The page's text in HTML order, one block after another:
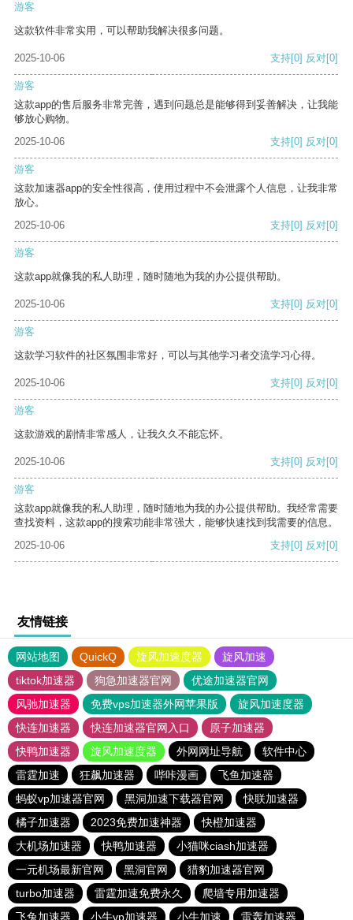
游客
这款软件非常实用，可以帮助我解决很多问题。
2025-10-06 支持[0] 反对[0]
游客
这款app的售后服务非常完善，遇到问题总是能够得到妥善解决，让我能
够放心购物。
2025-10-06
支持[0] 反对[0]
游客
这款加速器app的安全性很高，使用过程中不会泄露个人信息，让我非常
放心。
2025-10-06
支持[0] 反对[0]
游客
这款app就像我的私人助理，随时随地为我的办公提供帮助。
2025-10-06 支持[0] 反对[0]
游客
这款学习软件的社区氛围非常好，可以与其他学习者交流学习心得。
2025-10-06 支持[0] 反对[0]
游客
这款游戏的剧情非常感人，让我久久不能忘怀。
2025-10-06 支持[0] 反对[0]
游客
这款app就像我的私人助理，随时随地为我的办公提供帮助。我经常需要
查找资料，这款app的搜索功能非常强大，能够快速找到我需要的信息。
2025-10-06
支持[0] 反对[0]
友情链接
网站地图 QuickQ 旋风加速度器
旋风加速
tiktok加速器
狗急加速器官网
优途加速器官网
风驰加速器
免费vps加速器外网苹果版
旋风加速度器
快连加速器
快连加速器官网入口
原子加速器
快鸭加速器
旋风加速度器 外网网址导航
软件中心
雷霆加速
狂飙加速器 哔咔漫画
飞鱼加速器
蚂蚁vp加速器官网
黑洞加速下载器官网
快联加速器
橘子加速器
2023免费加速神器
快橙加速器
大机场加速器
快鸭加速器
小猫咪ciash加速器
一元机场最新官网
黑洞官网
猎豹加速器官网
turbo加速器
雷霆加速免费永久
爬墙专用加速器
飞兔加速器
小牛vp加速器 小牛加速 雷轰加速器